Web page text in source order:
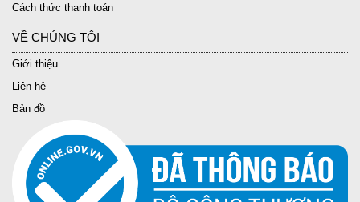
Cách thức thanh toán
VỀ CHÚNG TÔI
Giới thiệu
Liên hệ
Bản đồ